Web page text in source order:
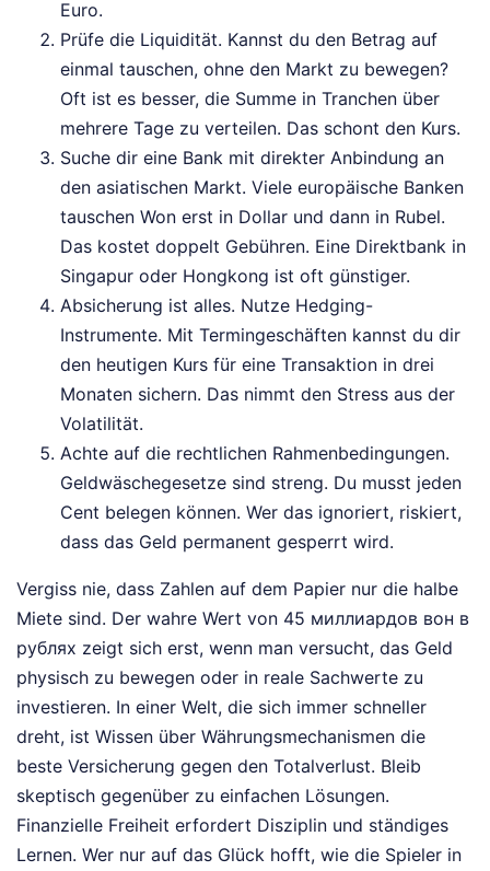
Euro.
Prüfe die Liquidität. Kannst du den Betrag auf
einmal tauschen, ohne den Markt zu bewegen?
Oft ist es besser, die Summe in Tranchen über
mehrere Tage zu verteilen. Das schont den Kurs.
Suche dir eine Bank mit direkter Anbindung an
den asiatischen Markt. Viele europäische Banken
tauschen Won erst in Dollar und dann in Rubel.
Das kostet doppelt Gebühren. Eine Direktbank in
Singapur oder Hongkong ist oft günstiger.
Absicherung ist alles. Nutze Hedging-
Instrumente. Mit Termingeschäften kannst du dir
den heutigen Kurs für eine Transaktion in drei
Monaten sichern. Das nimmt den Stress aus der
Volatilität.
Achte auf die rechtlichen Rahmenbedingungen.
Geldwäschegesetze sind streng. Du musst jeden
Cent belegen können. Wer das ignoriert, riskiert,
dass das Geld permanent gesperrt wird.
Vergiss nie, dass Zahlen auf dem Papier nur die halbe
Miete sind. Der wahre Wert von 45 миллиардов вон в
рублях zeigt sich erst, wenn man versucht, das Geld
physisch zu bewegen oder in reale Sachwerte zu
investieren. In einer Welt, die sich immer schneller
dreht, ist Wissen über Währungsmechanismen die
beste Versicherung gegen den Totalverlust. Bleib
skeptisch gegenüber zu einfachen Lösungen.
Finanzielle Freiheit erfordert Disziplin und ständiges
Lernen. Wer nur auf das Glück hofft, wie die Spieler in